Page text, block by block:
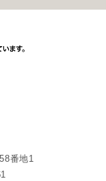
258番地1